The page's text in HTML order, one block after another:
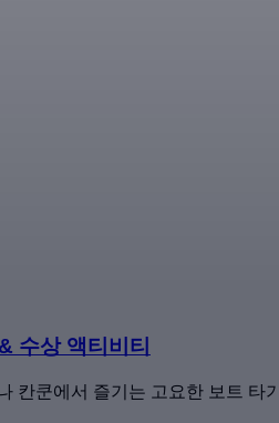
수상 액티비티
칸쿤에서 즐기는 고요한 보트 타